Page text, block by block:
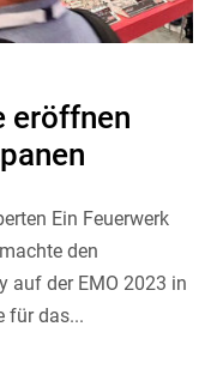
eröffnen
Ein Feuerwerk
den
auf der EMO 2023 in
für das...